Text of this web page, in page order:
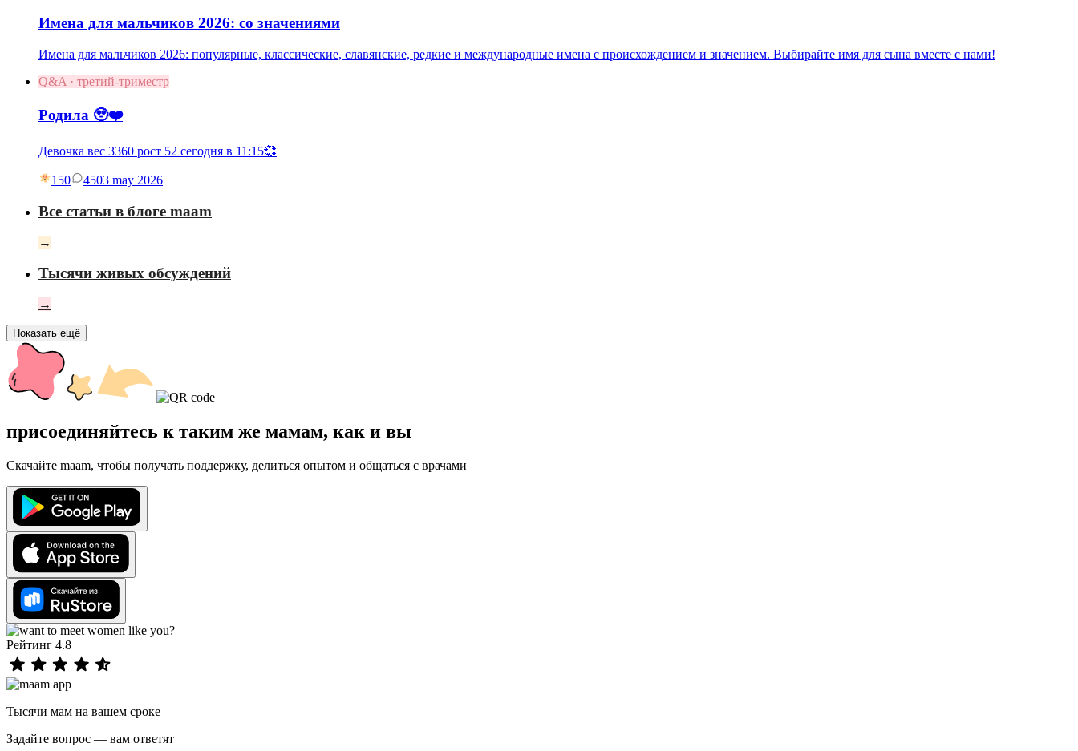
Имена для мальчиков 2026: со значениями
Имена для мальчиков 2026: популярные, классические, славянские, редкие и международные имена с происхождением и значением. Выбирайте имя для сына вместе с нами!
Q&A · третий-триместр
Родила 🥹❤️
Девочка вес 3360 рост 52 сегодня в 11:15💞
150 4503 may 2026
Все статьи в блоге maam
→
Тысячи живых обсуждений
→
Показать ещё
присоединяйтесь к таким же мамам, как и вы
Скачайте maam, чтобы получать поддержку, делиться опытом и общаться с врачами
Рейтинг 4.8
Тысячи мам на вашем сроке
Задайте вопрос — вам ответят